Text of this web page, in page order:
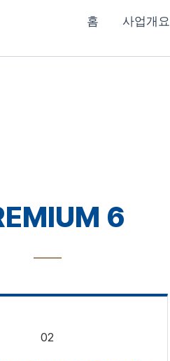
홈 사업개요
6
02